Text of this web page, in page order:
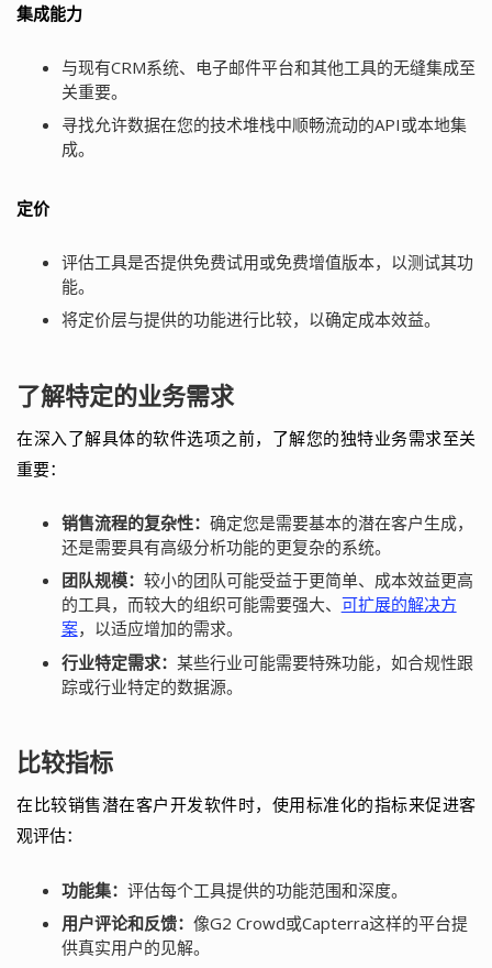
集成能力
与现有CRM系统、电子邮件平台和其他工具的无缝集成至
关重要。
寻找允许数据在您的技术堆栈中顺畅流动的API或本地集
成。
定价
评估工具是否提供免费试用或免费增值版本，以测试其功
能。
将定价层与提供的功能进行比较，以确定成本效益。
了解特定的业务需求
在深入了解具体的软件选项之前，了解您的独特业务需求至关
重要：
销售流程的复杂性： 确定您是需要基本的潜在客户生成，
还是需要具有高级分析功能的更复杂的系统。
团队规模： 较小的团队可能受益于更简单、成本效益更高
的工具，而较大的组织可能需要强大、 可扩展的解决方
案，以适应增加的需求。
行业特定需求： 某些行业可能需要特殊功能，如合规性跟
踪或行业特定的数据源。
比较指标
在比较销售潜在客户开发软件时，使用标准化的指标来促进客
观评估：
功能集： 评估每个工具提供的功能范围和深度。
用户评论和反馈： 像G2 Crowd或Capterra这样的平台提
供真实用户的见解。